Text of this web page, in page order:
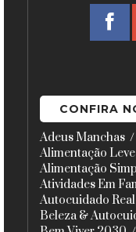
CONFIRA
Adeus Manchas
Alimentação Leve
Alimentação
Atividades Em
Autocuidado Real
Beleza &